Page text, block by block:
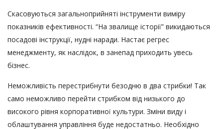
Скасовуються загальноприйняті інструменти виміру
показників ефективності. “На звалище історії” викидаються
посадові інструкції, нудні наради. Настає регрес
менеджменту, як наслідок, в занепад приходить увесь
бізнес.
Неможливість перестрибнути безодню в два стрибки! Так
само неможливо перейти стрибком від низького до
високого рівня корпоративної культури. Зміни виду і
облаштування управління буде недостатньо. Необхідно